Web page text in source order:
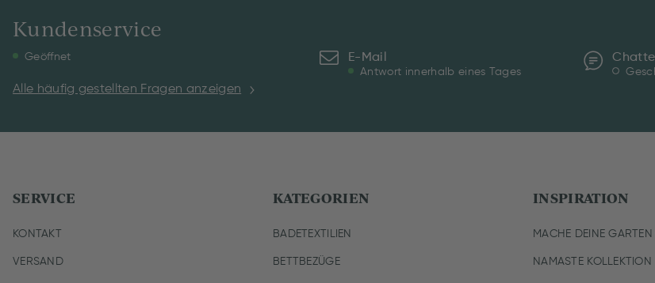
Kundenservice
Geöffnet
Alle häufig gestellten Fragen anzeigen
E-Mail
Antwort innerhalb eines Tages
SERVICE
KONTAKT
VERSAND
KATEGORIEN
BADETEXTILIEN
BETTBEZÜGE
INSPIRATION
MACHE DEINE
NAMASTE KOLLEKTION